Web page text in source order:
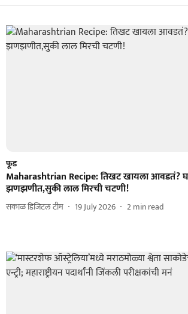
फूड
Maharashtrian Recipe: तिखट खायला आवडतं?
झणझणीत,सुकी लाल मिरची चटणी!
सकाळ डिजिटल टीम 19 July 2026 2min read